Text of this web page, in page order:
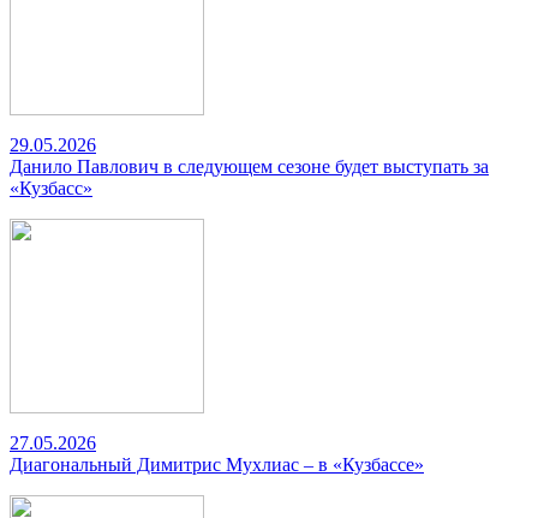
29.05.2026
Данило Павлович в следующем сезоне будет выступать за
«Кузбасс»
27.05.2026
Диагональный Димитрис Мухлиас – в «Кузбассе»